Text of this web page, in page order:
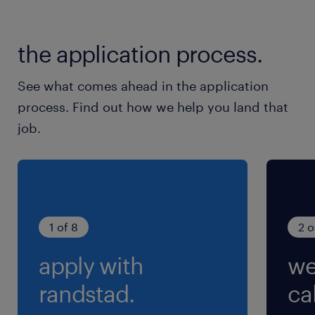
Je ondersteunt het montageteam in het atelier
wanneer er minder transportwerk is.
the application process.
See what comes ahead in the application
process. Find out how we help you land that
job.
1 of 8
apply with
randstad.
2